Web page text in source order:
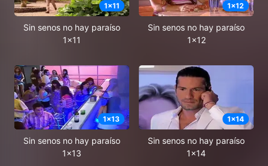
1x11
Sin senos no hay paraíso
1x11
1x12
Sin senos no hay paraíso
1x12
1x13
Sin senos no hay paraíso
1x13
1x14
Sin senos no hay paraíso
1x14